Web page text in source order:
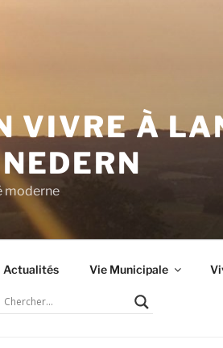
VIVRE À
moderne
Actualités Vie Municipale